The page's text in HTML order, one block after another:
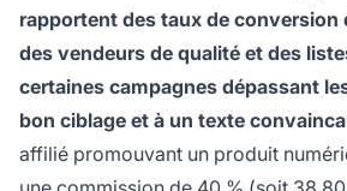
rapportent des taux de conversion
des vendeurs de qualité et des
certaines campagnes dépassant
bon ciblage et à un texte
affilié promouvant un produit